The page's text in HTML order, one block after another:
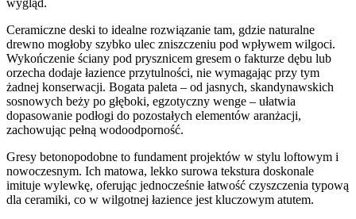
wygląd.
Ceramiczne deski to idealne rozwiązanie tam, gdzie naturalne
drewno mogłoby szybko ulec zniszczeniu pod wpływem wilgoci.
Wykończenie ściany pod prysznicem gresem o fakturze dębu lub
orzecha dodaje łazience przytulności, nie wymagając przy tym
żadnej konserwacji. Bogata paleta – od jasnych, skandynawskich
sosnowych beży po głęboki, egzotyczny wenge – ułatwia
dopasowanie podłogi do pozostałych elementów aranżacji,
zachowując pełną wodoodporność.
Gresy betonopodobne to fundament projektów w stylu loftowym i
nowoczesnym. Ich matowa, lekko surowa tekstura doskonale
imituje wylewkę, oferując jednocześnie łatwość czyszczenia typową
dla ceramiki, co w wilgotnej łazience jest kluczowym atutem.